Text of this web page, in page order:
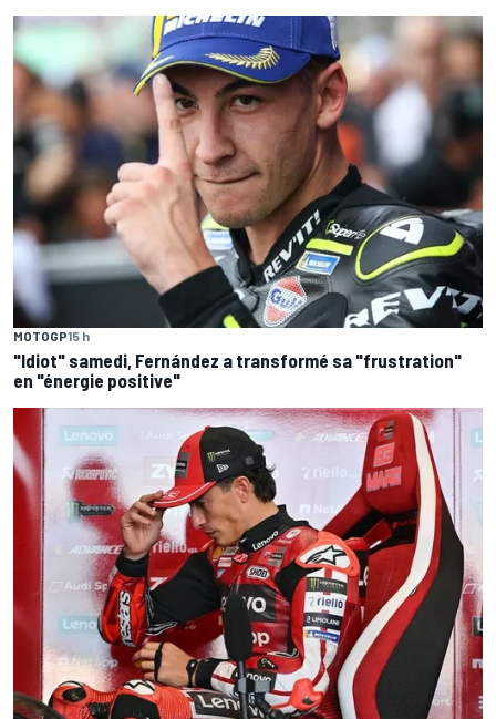
MOTOGP15 h
"Idiot" samedi, Fernández a transformé sa "frustration"
en "énergie positive"